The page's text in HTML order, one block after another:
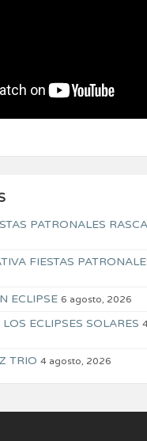
PATRONALES
FIESTAS
ECLIPSE 6 agosto, 2026
ECLIPSES SOLARES
TRIO 4 agosto, 2026